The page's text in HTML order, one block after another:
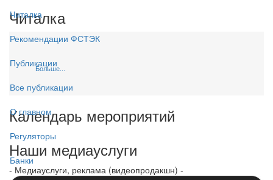
Читалка
Рекомендации ФСТЭК
Публикации
Все публикации
О главном
Регуляторы
Банки
Читалка
Больше...
Календарь мероприятий
Наши медиауслуги
- Медиауслуги, реклама (видеопродакшн) -